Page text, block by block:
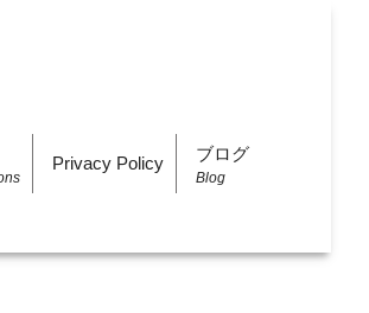
Privacy Policy ブログ
Blog